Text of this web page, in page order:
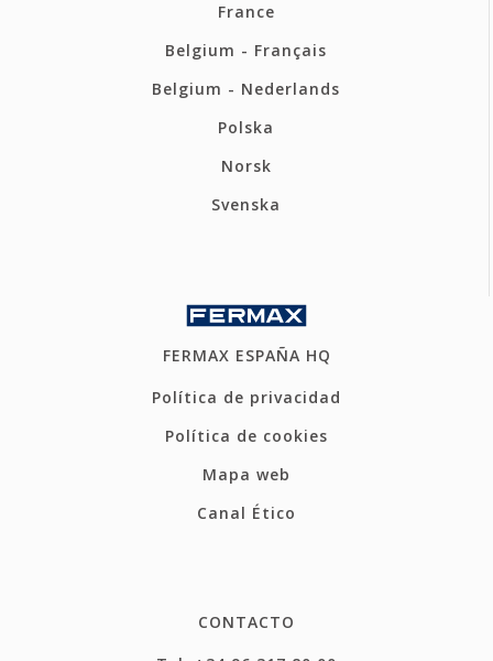
France
Belgium - Français
Belgium - Nederlands
Polska
Norsk
Svenska
FERMAX ESPAÑA HQ
Política de privacidad
Política de cookies
Mapa web
Canal Ético
CONTACTO